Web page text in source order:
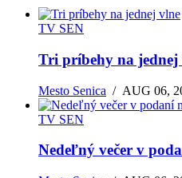
TV SEN
Tri príbehy na jednej
Mesto Senica /AUG 06,
TV SEN
Nedeľný večer v